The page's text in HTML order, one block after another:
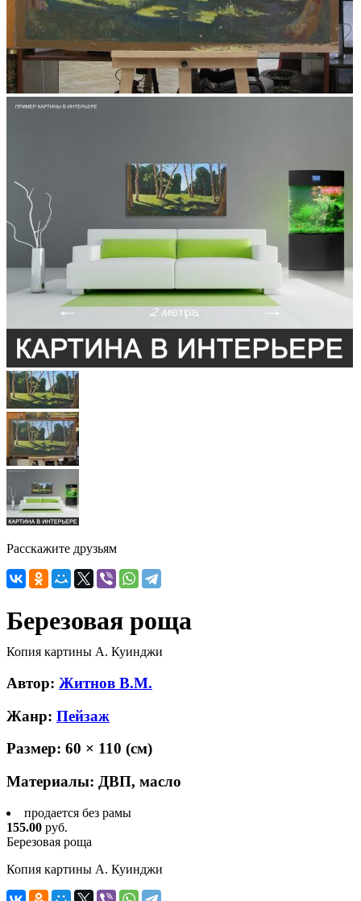
Расскажите друзьям
Березовая роща
Копия картины А. Куинджи
Автор: Житнов В.М.
Жанр: Пейзаж
Размер: 60 × 110 (см)
Материалы: ДВП, масло
продается без рамы
155.00 руб.
Березовая роща
Копия картины А. Куинджи